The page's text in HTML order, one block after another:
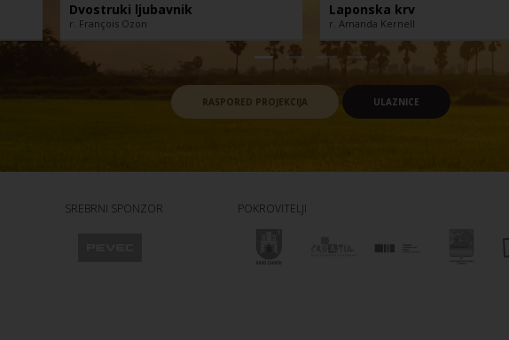
Dvostruki ljubavnik
r. François Ozon
Laponska krv
r. Amanda Kernell
RASPORED PROJEKCIJA ULAZNICE
SREBRNI SPONZOR POKROVITELJI